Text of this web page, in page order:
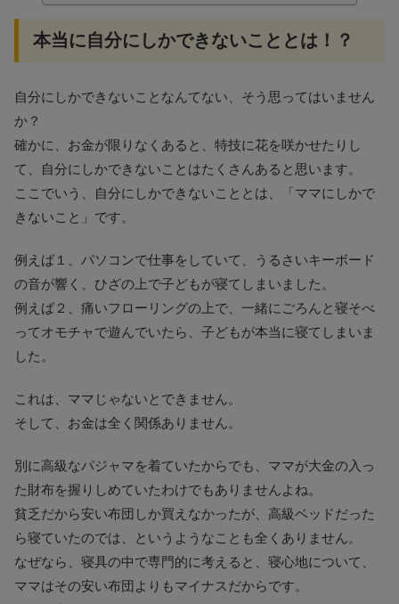
本当に自分にしかできないこととは！？
自分にしかできないことなんてない、そう思ってはいません
か？
確かに、お金が限りなくあると、特技に花を咲かせたりし
て、自分にしかできないことはたくさんあると思います。
ここでいう、自分にしかできないこととは、「ママにしかで
きないこと」です。
例えば１、パソコンで仕事をしていて、うるさいキーボード
の音が響く、ひざの上で子どもが寝てしまいました。
例えば２、痛いフローリングの上で、一緒にごろんと寝そべ
ってオモチャで遊んでいたら、子どもが本当に寝てしまいま
した。
これは、ママじゃないとできません。
そして、お金は全く関係ありません。
別に高級なパジャマを着ていたからでも、ママが大金の入っ
た財布を握りしめていたわけでもありませんよね。
貧乏だから安い布団しか買えなかったが、高級ベッドだった
ら寝ていたのでは、というようなことも全くありません。
なぜなら、寝具の中で専門的に考えると、寝心地について、
ママはその安い布団よりもマイナスだからです。